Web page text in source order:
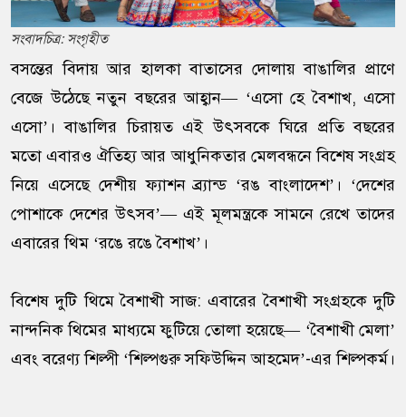
সংবাদচিত্র: সংগৃহীত
বসন্তের বিদায় আর হালকা বাতাসের দোলায় বাঙালির প্রাণে
বেজে উঠেছে নতুন বছরের আহ্বান— ‘এসো হে বৈশাখ, এসো
এসো’। বাঙালির চিরায়ত এই উৎসবকে ঘিরে প্রতি বছরের
মতো এবারও ঐতিহ্য আর আধুনিকতার মেলবন্ধনে বিশেষ সংগ্রহ
নিয়ে এসেছে দেশীয় ফ্যাশন ব্র্যান্ড ‘রঙ বাংলাদেশ’। ‘দেশের
পোশাকে দেশের উৎসব’— এই মূলমন্ত্রকে সামনে রেখে তাদের
এবারের থিম ‘রঙে রঙে বৈশাখ’।
বিশেষ দুটি থিমে বৈশাখী সাজ: এবারের বৈশাখী সংগ্রহকে দুটি
নান্দনিক থিমের মাধ্যমে ফুটিয়ে তোলা হয়েছে— ‘বৈশাখী মেলা’
এবং বরেণ্য শিল্পী ‘শিল্পগুরু সফিউদ্দিন আহমেদ’-এর শিল্পকর্ম।